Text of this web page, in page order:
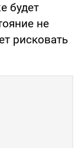
будет
не
рисковать